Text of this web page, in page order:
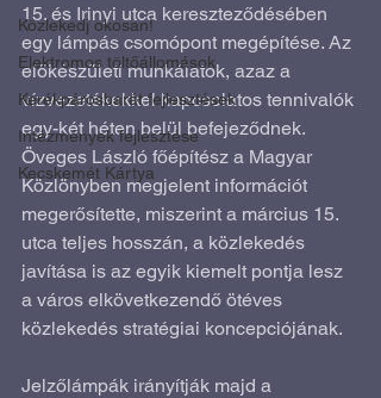
Közlekedj okosan!
Elektromos töltőállomások
Kerékpárosbarát fejlesztések
Intézmények fejlesztése
Kecskemét Kártya
15. és Irinyi utca kereszteződésében
egy lámpás csomópont megépítése. Az
előkészületi munkálatok, azaz a
vízvezetékekkel kapcsolatos tennivalók
egy-két héten belül befejeződnek.
Öveges László főépítész a Magyar
Közlönyben megjelent információt
megerősítette, miszerint a március 15.
utca teljes hosszán, a közlekedés
javítása is az egyik kiemelt pontja lesz
a város elkövetkezendő ötéves
közlekedés stratégiai koncepciójának.
Jelzőlámpák irányítják majd a